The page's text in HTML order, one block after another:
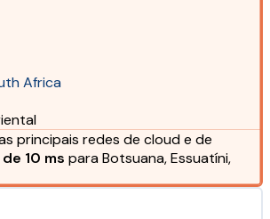
Africa
principais redes de cloud e de
10 ms para Botsuana, Essuatíni,